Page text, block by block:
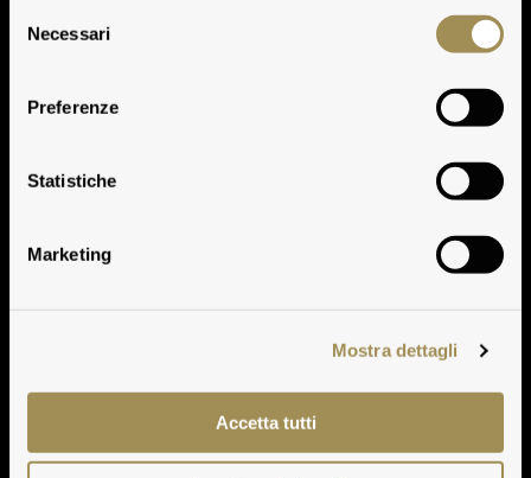
delNecessari
Preferenze
Statistiche
Marketing
Mostra dettagli
Accetta tutti
Pinot Nero della Sala